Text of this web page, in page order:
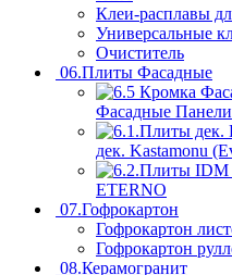
Клеи-расплавы
Универсальные
Очиститель
06.Плиты Фасадные
Фасадные Панели
дек. Kastamonu
ETERNO
07.Гофрокартон
Гофрокартон
Гофрокартон
08.Керамогранит